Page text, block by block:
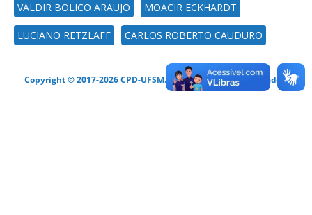
VALDIR BOLICO ARAUJO MOACIR ECKHARDT
LUCIANO RETZLAFF CARLOS ROBERTO CAUDURO
Copyright © 2017-2026 CPD-UFSM. Todos os direitos reservados.